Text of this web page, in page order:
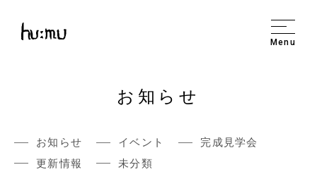
Menu
お知らせ
お知らせ イベント
完成見学会
更新情報
未分類